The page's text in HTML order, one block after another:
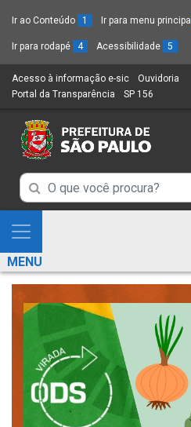
Ir ao Conteúdo 1 Ir para menu principal
Ir para rodapé 4 Acessibilidade 5
Acesso à informação e-sic (Link
para
novo
sítio)
Ouvidoria
Portal da Transparência (Link
um
novo
SP 156
Campo
de
Busca
de
informações
Campo
de
de
informações
Mostra
e
Esconde
Menu
MENU